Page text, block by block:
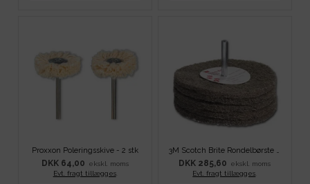
Proxxon Poleringsskive - 2 stk
DKK 64,00
ekskl. moms
Evt. fragt tillægges.
3M Scotch Brite Rondelbørste - 100x30 mm
DKK 285,60
ekskl. moms
Evt. fragt tillægges